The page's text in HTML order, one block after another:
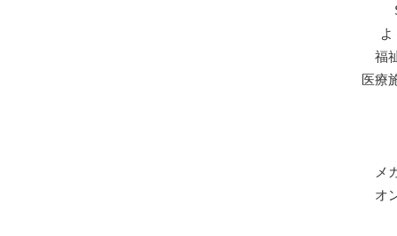
福
医療
メ
オ